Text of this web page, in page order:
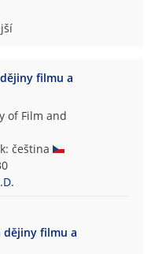
filmu a
of Film and
čeština
dějiny filmu a